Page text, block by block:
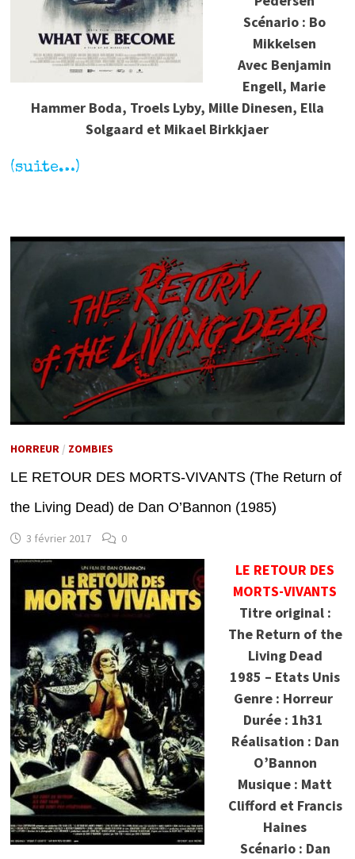
Scénario : Bo
Mikkelsen
Avec Benjamin
Engell, Marie
Hammer Boda, Troels Lyby, Mille Dinesen, Ella
Solgaard et Mikael Birkkjaer
(suite…)
HORREUR/ ZOMBIES
LE RETOUR DES MORTS-VIVANTS (The Return of
the Living Dead) de Dan O’Bannon (1985)
3 février 2017 0
LE RETOUR DES
MORTS-VIVANTS
Titre original :
The Return of the
Living Dead
1985 – Etats Unis
Genre : Horreur
Durée : 1h31
Réalisation : Dan
O’Bannon
Musique : Matt
Clifford et Francis
Haines
Scénario : Dan